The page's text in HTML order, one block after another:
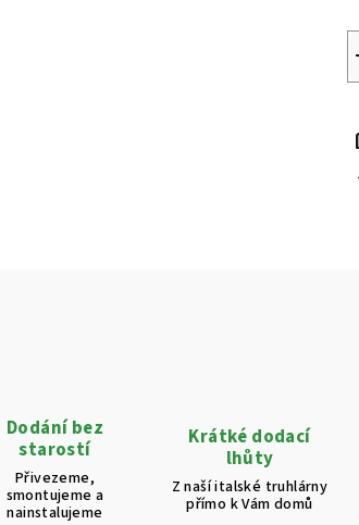
Dodání bez
starostí
Přivezeme,
smontujeme a
nainstalujeme
Krátké dodací
lhůty
Z naší italské truhlárny
přímo k Vám domů